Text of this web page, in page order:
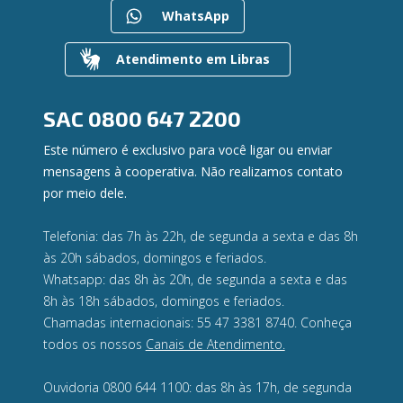
Gerenciar Cookies
Valores a Receber
Contato
Canal de Ética
Ouvidoria
WhatsApp
Atendimento em Libras
SAC 0800 647 2200
Este número é exclusivo para você ligar ou enviar
mensagens à cooperativa. Não realizamos contato
por meio dele.
Telefonia: das 7h às 22h, de segunda a sexta e das 8h
às 20h sábados, domingos e feriados.
Whatsapp: das 8h às 20h, de segunda a sexta e das
8h às 18h sábados, domingos e feriados.
Chamadas internacionais: 55 47 3381 8740. Conheça
todos os nossos Canais de Atendimento.
Ouvidoria 0800 644 1100: das 8h às 17h, de segunda